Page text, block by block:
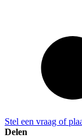
Stel een vraag of
Delen